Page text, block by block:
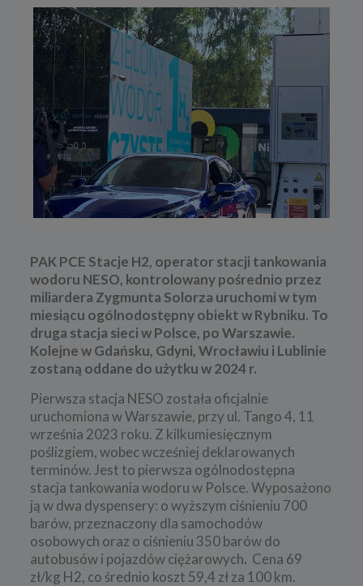
PAK PCE Stacje H2, operator stacji tankowania
wodoru NESO, kontrolowany pośrednio przez
miliardera Zygmunta Solorza uruchomi w tym
miesiącu ogólnodostępny obiekt w Rybniku. To
druga stacja sieci w Polsce, po Warszawie.
Kolejne w Gdańsku, Gdyni, Wrocławiu i Lublinie
zostaną oddane do użytku w 2024 r.
Pierwsza stacja NESO została oficjalnie
uruchomiona w Warszawie, przy ul. Tango 4, 11
września 2023 roku. Z kilkumiesięcznym
poślizgiem, wobec wcześniej deklarowanych
terminów. Jest to pierwsza ogólnodostępna
stacja tankowania wodoru w Polsce. Wyposażono
ją w dwa dyspensery: o wyższym ciśnieniu 700
barów, przeznaczony dla samochodów
osobowych oraz o ciśnieniu 350 barów do
autobusów i pojazdów ciężarowych. Cena 69
zł/kg H2, co średnio koszt 59,4 zł za 100 km.